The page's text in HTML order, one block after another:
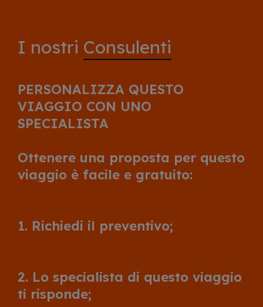
I nostri Consulenti
PERSONALIZZA QUESTO
VIAGGIO CON UNO
SPECIALISTA
Ottenere una proposta per questo
viaggio è facile e gratuito:
1. Richiedi il preventivo;
2. Lo specialista di questo viaggio
ti risponde;